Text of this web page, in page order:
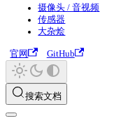
摄像头 / 音视频
传感器
大杂烩
官网 GitHub
搜索文档